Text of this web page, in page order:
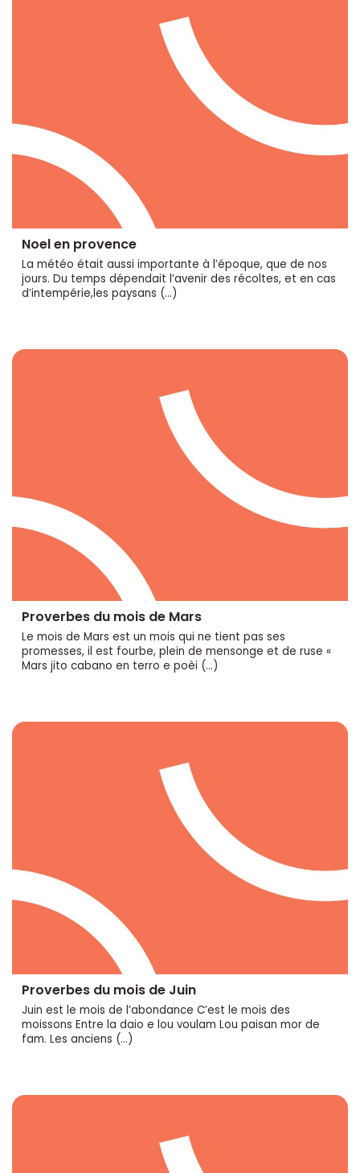
Noel en provence
La météo était aussi importante à l’époque, que de nos
jours. Du temps dépendait l’avenir des récoltes, et en cas
d’intempérie,les paysans (…)
Proverbes du mois de Mars
Le mois de Mars est un mois qui ne tient pas ses
promesses, il est fourbe, plein de mensonge et de ruse «
Mars jito cabano en terro e poèi (…)
Proverbes du mois de Juin
Juin est le mois de l’abondance C’est le mois des
moissons Entre la daio e lou voulam Lou paisan mor de
fam. Les anciens (…)